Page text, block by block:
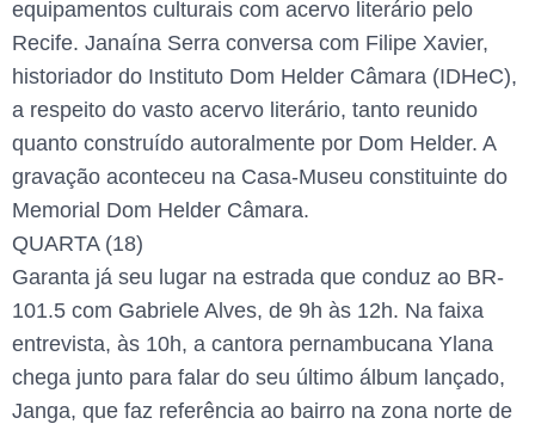
equipamentos culturais com acervo literário pelo
Recife. Janaína Serra conversa com Filipe Xavier,
historiador do Instituto Dom Helder Câmara (IDHeC),
a respeito do vasto acervo literário, tanto reunido
quanto construído autoralmente por Dom Helder. A
gravação aconteceu na Casa-Museu constituinte do
Memorial Dom Helder Câmara.
QUARTA (18)
Garanta já seu lugar na estrada que conduz ao BR-
101.5 com Gabriele Alves, de 9h às 12h. Na faixa
entrevista, às 10h, a cantora pernambucana Ylana
chega junto para falar do seu último álbum lançado,
Janga, que faz referência ao bairro na zona norte de